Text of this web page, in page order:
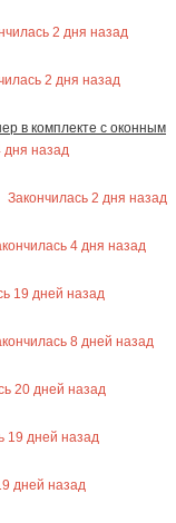
2 дня назад
2 дня назад
в комплекте с оконным
дня назад
Закончилась 2 дня назад
4 дня назад
19 дней назад
8 дней назад
20 дней назад
19 дней назад
дней назад